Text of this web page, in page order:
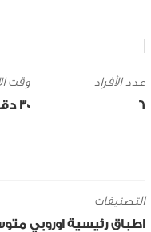
6
وقت
30 ‎دقيقة
التصنيفات
اطباق رئيسية اوروبي